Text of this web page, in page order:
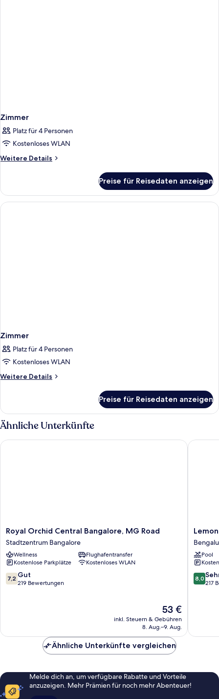
Zimmer
Platz für 4 Personen
Kostenloses WLAN
Weitere Details
Weitere
Preise für Reisedaten anzeigen
Zimmer
Platz für 4 Personen
Kostenloses WLAN
Weitere Details
Weitere
Preise für Reisedaten anzeigen
Ähnliche Unterkünfte
Royal
Orchid
Central
Bangalore,
MG
Road
Stadtzentrum
Royal Orchid Central Bangalore, MG Road
Stadtzentrum Bangalore
Wellness
Flughafentransfer
Kostenlose Parkplätze
Kostenloses WLAN
7.2
von
7,2 Gut
219 Bewertungen
Der
Preis
beträgt
53 €
inkl. Steuern & Gebühren
8. Aug.–9. Aug.
Royal Orchid Central Bangalore, MG Road
Lemon
Tree
Premier,
Ulsoor
Lake,
Pool
8.0
von
8,0
217
Lemon
Ähnliche Unterkünfte vergleichen
Melde dich an, um verfügbare Rabatte und Vorteile
anzuzeigen. Mehr Prämien für noch mehr Abenteuer!